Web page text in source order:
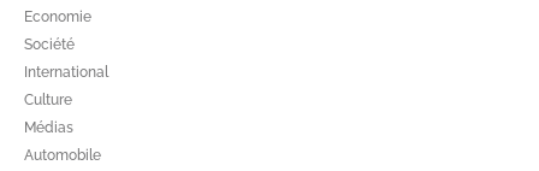
Economie
Société
International
Culture
Médias
Automobile